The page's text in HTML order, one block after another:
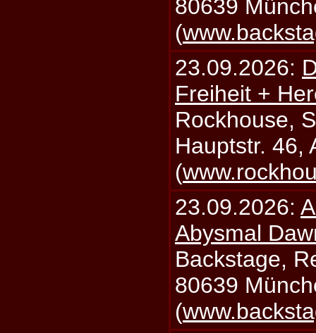
80639
(
23.09.2026:
Freiheit +
Rockhouse,
Hauptstr. 46,
(
23.09.2026:
Abysmal
Backstage,
80639
(